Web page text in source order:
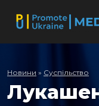
Новини » Суспільство